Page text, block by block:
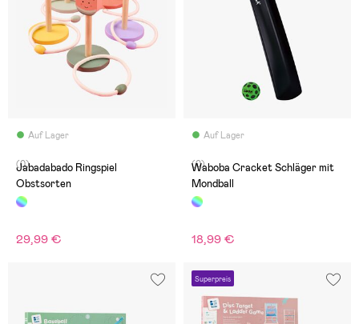
Auf Lager
(0)
Jabadabado Ringspiel
Obstsorten
29,99 €
Auf Lager
(0)
Waboba Cracket Schläger mit
Mondball
18,99 €
Superpreis